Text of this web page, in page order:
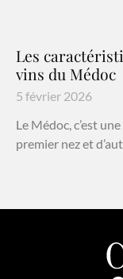
Les
vins du Médoc
5 février 2026
Le Médoc, c’est
premier nez et